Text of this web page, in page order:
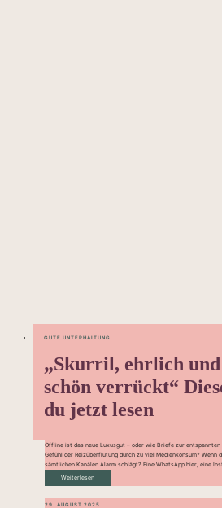
GUTE UNTERHALTUNG
„Skurril, ehrlich
schön verrückt“
du jetzt lesen
Offline ist das neue Luxusgut – oder wie Briefe zur
Gefühl der Reizüberflutung durch zu viel Medienkonsum? Wenn
sämtlichen Kanälen Alarm schlägt? Eine WhatsApp hier, eine
Weiterlesen
29. AUGUST 2025